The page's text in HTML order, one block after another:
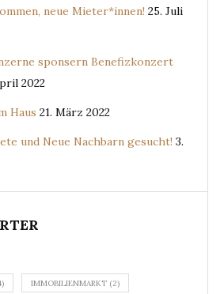
neue Mieter*innen! 25. Juli
sponsern Benefizkonzert
2022
Haus 21. März 2022
und Neue Nachbarn gesucht! 3.
IMMOBILIENMARKT (2)